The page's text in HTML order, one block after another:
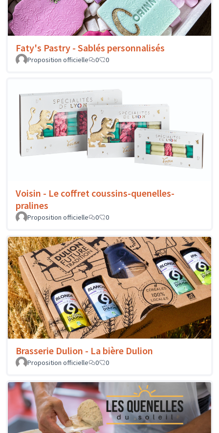
Faty's Pastry - Sablés personnalisés
Proposition officielle 0 0
Voisin - Le coffret coussins-quenelles-
pralines
Proposition officielle 0 0
Brasserie Dulion - La bière Dulion
Proposition officielle 0 0